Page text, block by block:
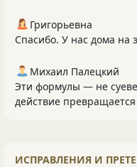
Григорьевна
Спасибо. У нас дома
Михаил Палецкий
Эти формулы — не
действие
ИСПРАВЛЕНИЯ И